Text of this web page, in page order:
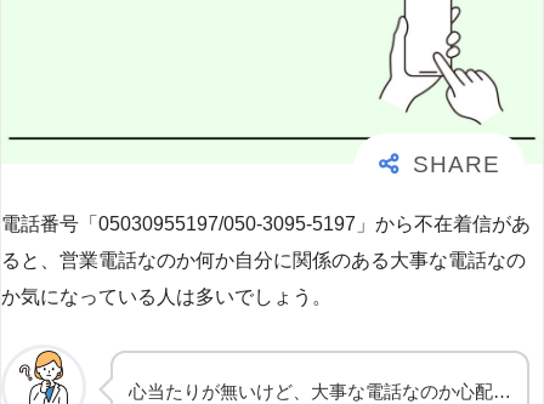
電話番号「05030955197/050-3095-5197」から不在着信があ
ると、営業電話なのか何か自分に関係のある大事な電話なの
か気になっている人は多いでしょう。
心当たりが無いけど、大事な電話なのか心配…